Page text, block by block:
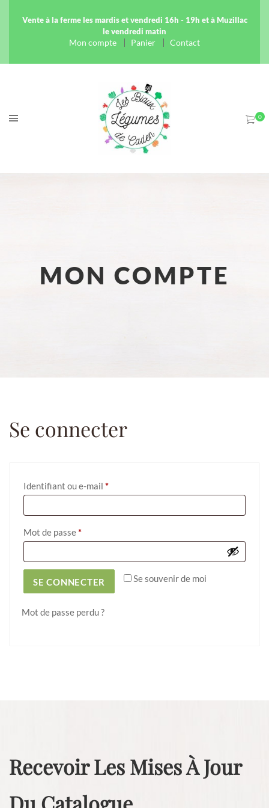
Vente à la ferme les mardis et vendredi 16h - 19h et à Muzillac
le vendredi matin
Mon compte Panier Contact
MON COMPTE
Se connecter
Identifiant ou e-mail *Obligatoire
Mot de passe*Obligatoire
Se souvenir de moi
SE CONNECTER
Mot de passe perdu ?
Recevoir Les Mises À Jour